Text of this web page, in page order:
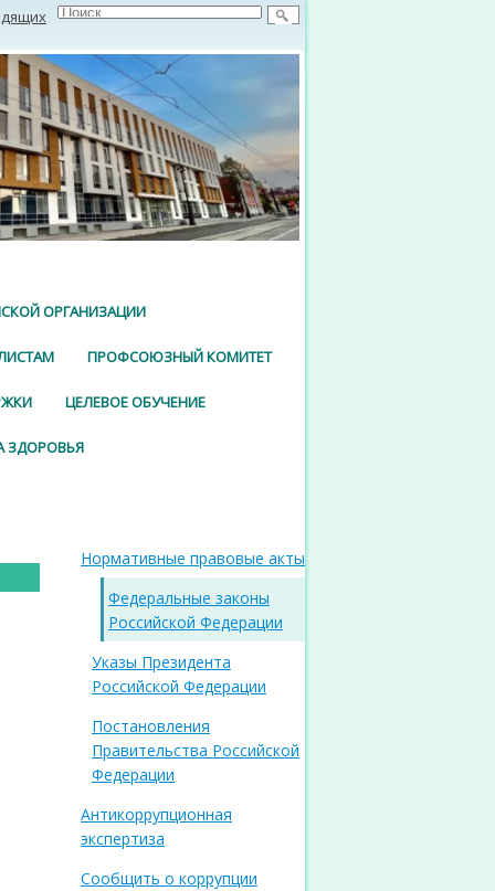
ОРГАНИЗАЦИИ
ПРОФСОЮЗНЫЙ КОМИТЕТ
ЦЕЛЕВОЕ ОБУЧЕНИЕ
ЗДОРОВЬЯ
Нормативные правовые акты
Федеральные законы
Российской Федерации
Указы Президента
Российской Федерации
Постановления
Правительства Российской
Федерации
Антикоррупционная
экспертиза
Сообщить о коррупции